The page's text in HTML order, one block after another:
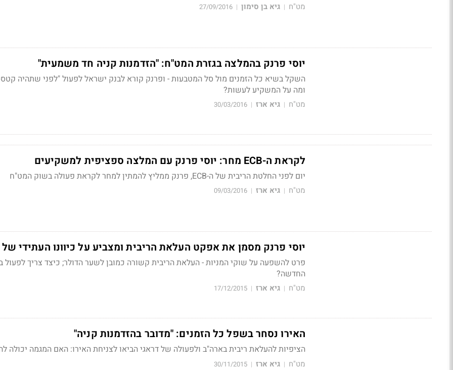
מט"ח | גיא בן סימון |
27/09/2016
יוסי פרנק בהמלצה בגזרת המט"ח: "הזדמנות קניה חד משמעית"
השקל בשיא כל הזמנים מול סל המטבעות - ופרנק קורא לבנק ישראל לפעול "לפני שתהיה
ומה על המשקיע לעשות?
מט"ח | גיא ארז |
30/03/2016
לקראת ה-ECB מחר: יוסי פרנק עם המלצה ספציפית למשקיעים
יום לפני החלטת הריבית של ה-ECB, פרנק ממליץ להמתין למחר לקראת פעולה בשוק המט"ח
מט"ח | גיא ארז |
09/03/2016
יוסי פרנק מסמן את אפקט העלאת הריבית ומצביע על כיוונו העתידי של
פרט להשפעה על שוקי המניות - העלאת הריבית קשורה כמובן לשער הדולר; כיצד צריך לפעול
החדשה?
מט"ח | גיא ארז |
17/12/2015
האירו נסחר בשפל כל הזמנים: "מדובר בהזדמנות קניה"
הציפיות להעלאת ריבית בארה"ב ולפעולה של דראגי הביאו לצניחת האירו: האם המגמה יכולה
מט"ח | גיא ארז |
30/11/2015